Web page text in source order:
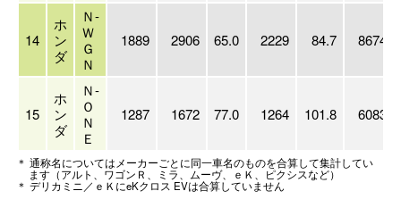
14
ホ
ン
ダ
Ｎ-
Ｗ
Ｇ
Ｎ
1889 2906 65.0 2229 84.7 8674
15
ホ
ン
ダ
Ｎ-
Ｏ
Ｎ
Ｅ
1287 1672 77.0 1264 101.8 6083
＊ 通称名についてはメーカーごとに同一車名のものを合算して集計してい
ます（アルト、ワゴンＲ、ミラ、ムーヴ、ｅＫ、ピクシスなど）
＊ デリカミニ／ｅＫにeKクロス EVは合算していません